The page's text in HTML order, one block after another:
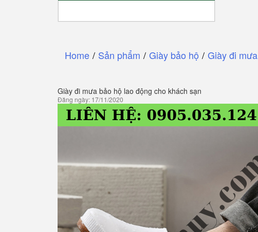
Home / Sản phẩm / Giày bảo hộ / Giày đi mưa
Giày đi mưa bảo hộ lao động cho khách sạn
Đăng ngày: 17/11/2020